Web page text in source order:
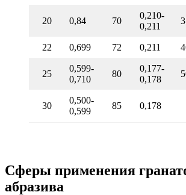
20 0,84 70
0,210-
0,211
22 0,699 72 0,211
25
0,599-
0,710
80
0,177-
0,178
30
0,500-
0,599
85 0,178
Сферы применения
абразива